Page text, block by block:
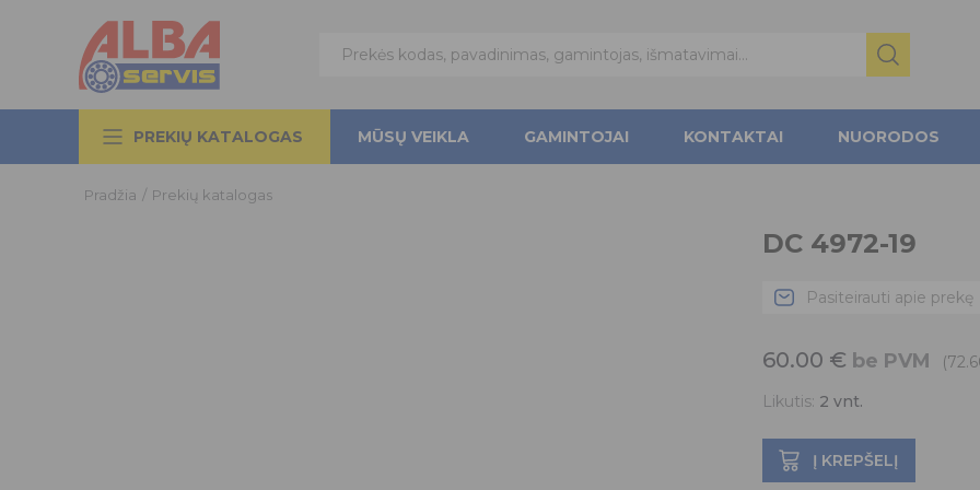
PREKIŲ KATALOGAS MŪSŲ VEIKLA GAMINTOJAI KONTAKTAI NUORODOS
Pradžia / Prekių katalogas
DC 4972-19
Pasiteirauti apie prekę
60.00 € be PVM
Likutis: 2 vnt.
Į KREPŠELĮ